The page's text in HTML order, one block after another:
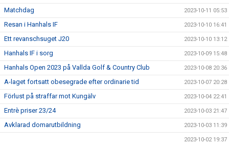
Matchdag 2023-10-11 05:53
Resan i Hanhals IF 2023-10-10 16:41
Ett revanschsuget J20 2023-10-10 13:12
Hanhals IF i sorg 2023-10-09 15:48
Hanhals Open 2023 på Vallda Golf & Country Club 2023-10-08 20:36
A-laget fortsatt obesegrade efter ordinarie tid 2023-10-07 20:28
Förlust på straffar mot Kungälv 2023-10-04 22:41
Entrè priser 23/24 2023-10-03 21:47
Avklarad domarutbildning 2023-10-03 11:39
2023-10-02 19:37